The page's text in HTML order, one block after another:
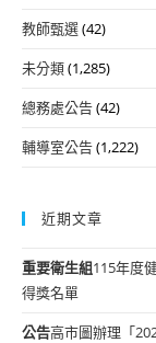
教師甄選(42)
未分類(1,285)
總務處公告(42)
輔導室公告(1,222)
近期文章
重要衛生組115年度
得獎名單
公告高市圖辦理「